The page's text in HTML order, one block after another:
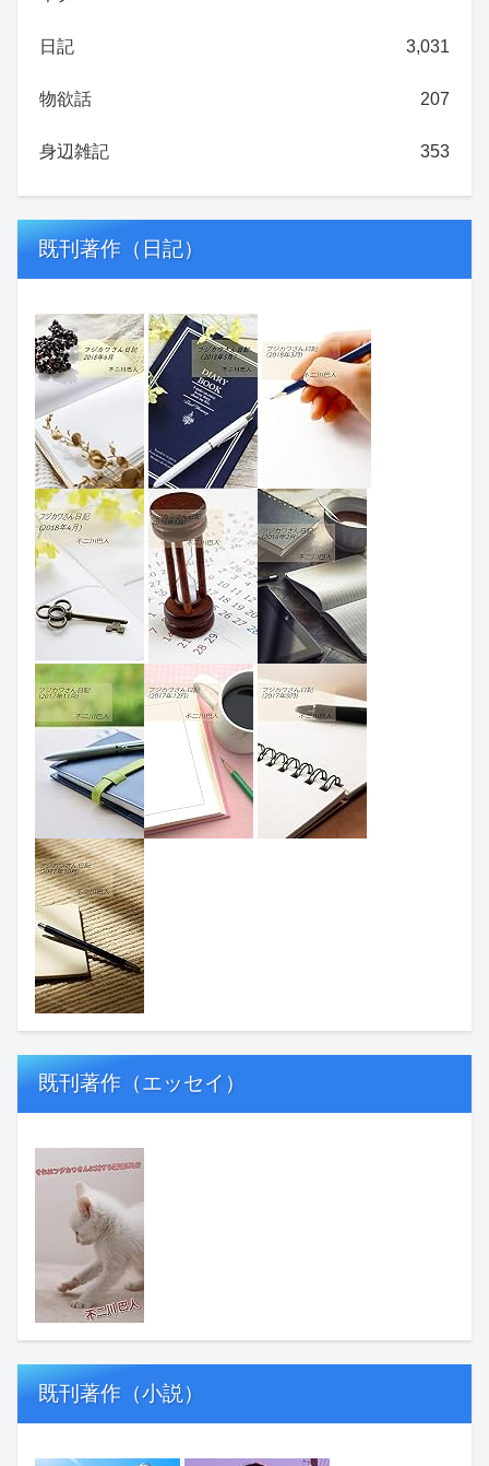
日記 3,031
物欲話 207
身辺雑記 353
既刊著作（日記）
既刊著作（エッセイ）
既刊著作（小説）